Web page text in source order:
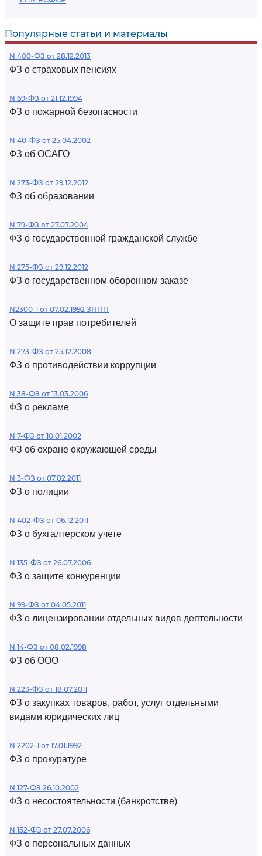
Популярные статьи и материалы
N 400-ФЗ от 28.12.2013
ФЗ о страховых пенсиях
N 69-ФЗ от 21.12.1994
ФЗ о пожарной безопасности
N 40-ФЗ от 25.04.2002
ФЗ об ОСАГО
N 273-ФЗ от 29.12.2012
ФЗ об образовании
N 79-ФЗ от 27.07.2004
ФЗ о государственной гражданской службе
N 275-ФЗ от 29.12.2012
ФЗ о государственном оборонном заказе
N2300-1 от 07.02.1992 ЗППП
О защите прав потребителей
N 273-ФЗ от 25.12.2008
ФЗ о противодействии коррупции
N 38-ФЗ от 13.03.2006
ФЗ о рекламе
N 7-ФЗ от 10.01.2002
ФЗ об охране окружающей среды
N 3-ФЗ от 07.02.2011
ФЗ о полиции
N 402-ФЗ от 06.12.2011
ФЗ о бухгалтерском учете
N 135-ФЗ от 26.07.2006
ФЗ о защите конкуренции
N 99-ФЗ от 04.05.2011
ФЗ о лицензировании отдельных видов деятельности
N 14-ФЗ от 08.02.1998
ФЗ об ООО
N 223-ФЗ от 18.07.2011
ФЗ о закупках товаров, работ, услуг отдельными
видами юридических лиц
N 2202-1 от 17.01.1992
ФЗ о прокуратуре
N 127-ФЗ 26.10.2002
ФЗ о несостоятельности (банкротстве)
N 152-ФЗ от 27.07.2006
ФЗ о персональных данных